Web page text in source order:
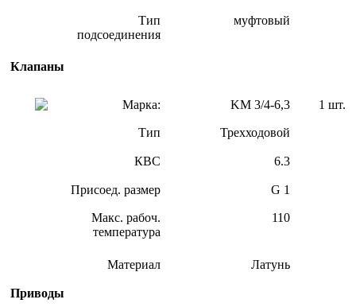
Тип
подсоединения
муфтовый
Клапаны
Марка: KM 3/4-6,3 1 шт.
Тип Трехходовой
КВС 6.3
Присоед. размер G 1
Макс. рабоч.
температура
110
Материал Латунь
Приводы